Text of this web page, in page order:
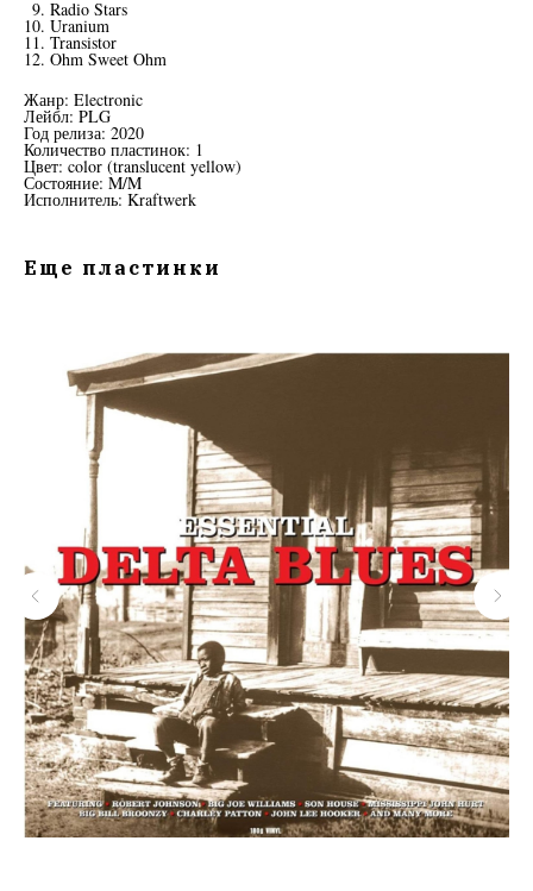
Radio Stars
Uranium
Transistor
Ohm Sweet Ohm
Жанр: Electronic
Лейбл: PLG
Год релиза: 2020
Количество пластинок: 1
Цвет: color (translucent yellow)
Состояние: M/M
Исполнитель: Kraftwerk
Еще пластинки